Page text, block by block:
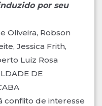
por seu
Oliveira, Robson
Jessica Frith,
Luiz Rosa
DE
conflito de interesse